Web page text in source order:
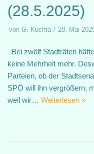
(28.5.2025)
von G. Kuchta 28. Mai
Bei zwölf Stadträten
keine Mehrheit mehr.
Parteien, ob der
SPÖ will ihn vergrößern,
weil wir… Weiterlesen »